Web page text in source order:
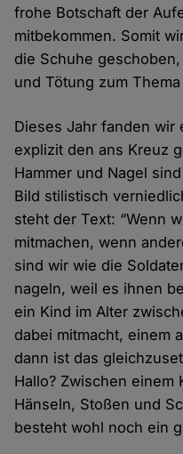
frohe Botschaft der
mitbekommen. Somit
die Schuhe
und Tötung zum
Dieses Jahr fanden wir
explizit den ans Kreuz
Hammer und Nagel
Bild stilistisch
steht der Text: “Wenn
mitmachen, wenn
sind wir wie die
nageln, weil es ihnen
ein Kind im Alter
dabei mitmacht, einem
dann ist das
Hallo? Zwischen einem
Hänseln, Stoßen und
besteht wohl noch ein